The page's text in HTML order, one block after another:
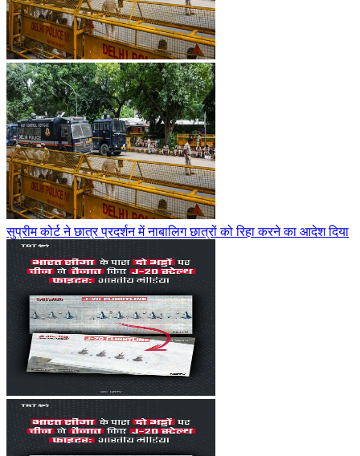
सुप्रीम कोर्ट ने छात्र प्रदर्शन में नाबालिग छात्रों को रिहा करने का आदेश दिया